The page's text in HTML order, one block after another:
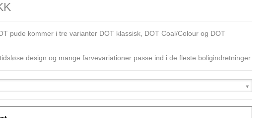
pude kommer i tre varianter DOT klassisk, DOT Coal/Colour og DOT
design og mange farvevariationer passe ind i de fleste boligindretninger.